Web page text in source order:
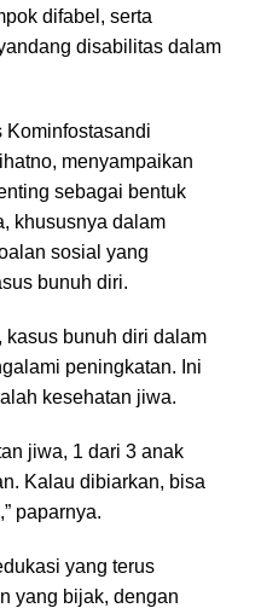
difabel, serta
disabilitas dalam
Kominfostasandi
menyampaikan
sebagai bentuk
khususnya dalam
sosial yang
bunuh diri.
kasus bunuh diri dalam
peningkatan. Ini
kesehatan jiwa.
jiwa, 1 dari 3 anak
Kalau dibiarkan, bisa
paparnya.
yang terus
yang bijak, dengan